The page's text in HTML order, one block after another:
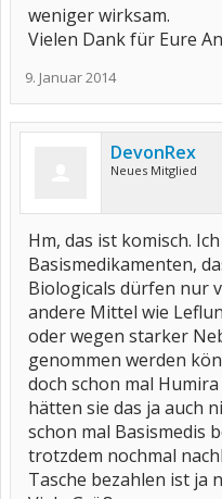
weniger wirksam.
Vielen Dank für Eure
9. Januar 2014
DevonRex
Neues Mitglied
Hm, das ist komisch.
Basismedikamenten,
Biologicals dürfen nur
andere Mittel wie
oder wegen starker
genommen werden
doch schon mal
hätten sie das ja auch
schon mal Basismedis
trotzdem nochmal
Tasche bezahlen ist ja